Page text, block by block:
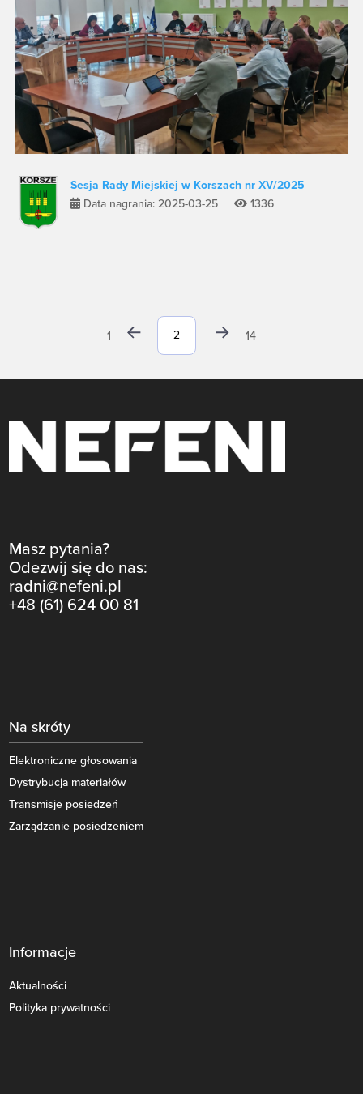
Sesja Rady Miejskiej w Korszach nr XV/2025
Data nagrania: 2025-03-25
1336
1 14
Masz pytania?
Odezwij się do nas:
radni@nefeni.pl
+48 (61) 624 00 81
Na skróty
Elektroniczne głosowania
Dystrybucja materiałów
Transmisje posiedzeń
Zarządzanie posiedzeniem
Informacje
Aktualności
Polityka prywatności